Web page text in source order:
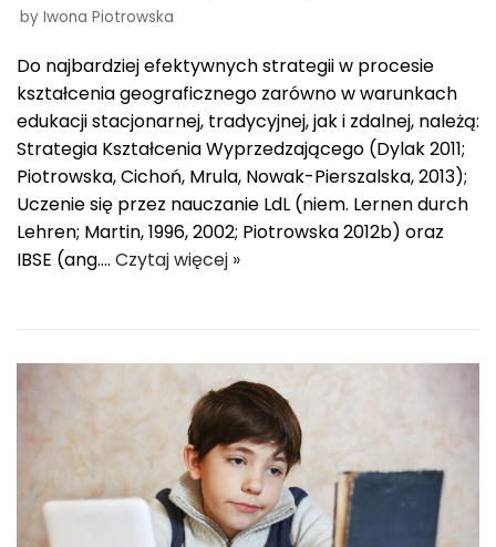
by Iwona Piotrowska
Do najbardziej efektywnych strategii w procesie
kształcenia geograficznego zarówno w warunkach
edukacji stacjonarnej, tradycyjnej, jak i zdalnej, należą:
Strategia Kształcenia Wyprzedzającego (Dylak 2011;
Piotrowska, Cichoń, Mrula, Nowak-Pierszalska, 2013);
Uczenie się przez nauczanie LdL (niem. Lernen durch
Lehren; Martin, 1996, 2002; Piotrowska 2012b) oraz
IBSE (ang.… Czytaj więcej »